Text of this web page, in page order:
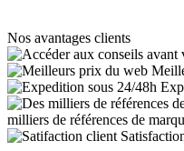
Nos avantages clients
milliers de références de